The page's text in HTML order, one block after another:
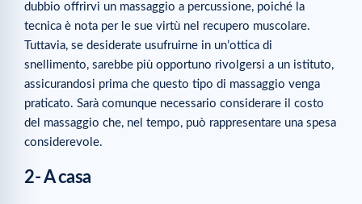
dubbio offrirvi un massaggio a percussione, poiché la
tecnica è nota per le sue virtù nel recupero muscolare.
Tuttavia, se desiderate usufruirne in un’ottica di
snellimento, sarebbe più opportuno rivolgersi a un istituto,
assicurandosi prima che questo tipo di massaggio venga
praticato. Sarà comunque necessario considerare il costo
del massaggio che, nel tempo, può rappresentare una spesa
considerevole.
2- A casa